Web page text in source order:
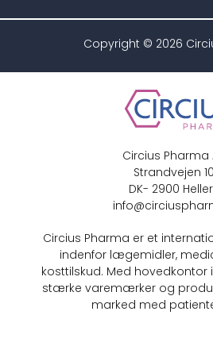
Copyright © 2026
Circius Pharma
Strandvejen
DK- 2900
Circius Pharma er et
indenfor lægemidler,
kosttilskud. Med hovedkontor
stærke varemærker og
marked med